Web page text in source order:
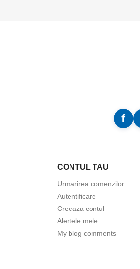
CONTUL TAU
Urmarirea comenzilor
Autentificare
Creeaza contul
Alertele mele
My blog comments